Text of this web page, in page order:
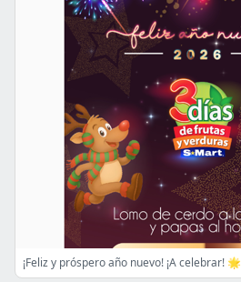
¡Feliz y próspero año nuevo! ¡A celebrar! 🌟